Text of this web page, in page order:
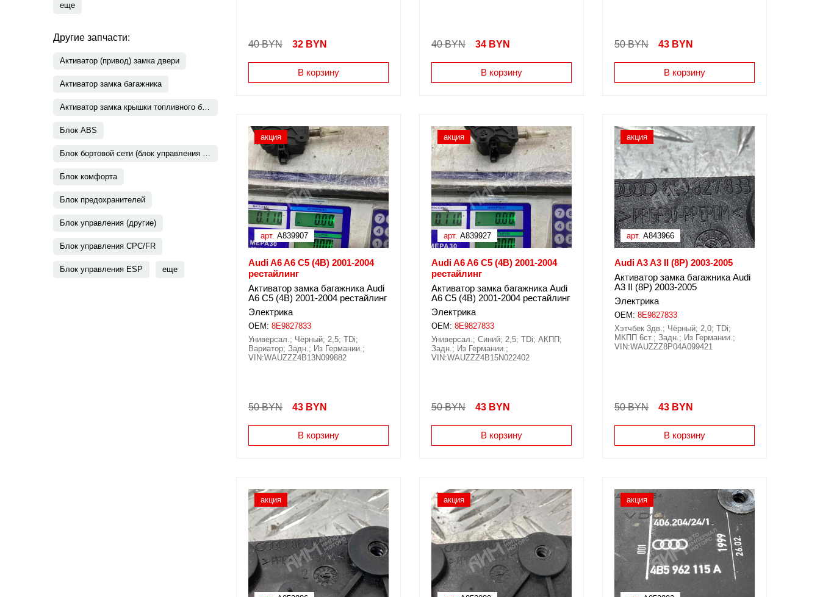
еще
Другие запчасти:
Активатор (привод) замка двери
Активатор замка багажника
Активатор замка крышки топливного бака
Блок ABS
Блок бортовой сети (блок управления BCM)
Блок комфорта
Блок предохранителей
Блок управления (другие)
Блок управления CPC/FR
Блок управления ESP еще
40 BYN 32 BYN
В корзину
40 BYN 34 BYN
В корзину
50 BYN 43 BYN
В корзину
акция
арт. A839907
Audi A6 A6 C5 (4B) 2001-2004
рестайлинг
Активатор замка багажника Audi
A6 C5 (4B) 2001-2004 рестайлинг
Электрика
OEM: 8E9827833
Универсал.; Чёрный; 2,5; TDi;
Вариатор; Задн.; Из Германии.;
VIN:WAUZZZ4B13N099882
50 BYN 43 BYN
В корзину
акция
арт. A839927
Audi A6 A6 C5 (4B) 2001-2004
рестайлинг
Активатор замка багажника Audi
A6 C5 (4B) 2001-2004 рестайлинг
Электрика
OEM: 8E9827833
Универсал.; Синий; 2,5; TDi; АКПП;
Задн.; Из Германии.;
VIN:WAUZZZ4B15N022402
50 BYN 43 BYN
В корзину
акция
арт. A843966
Audi A3 A3 II (8P) 2003-2005
Активатор замка багажника Audi
A3 II (8P) 2003-2005
Электрика
OEM: 8E9827833
Хэтчбек 3дв.; Чёрный; 2,0; TDi;
МКПП 6ст.; Задн.; Из Германии.;
VIN:WAUZZZ8P04A099421
50 BYN 43 BYN
В корзину
акция акция акция